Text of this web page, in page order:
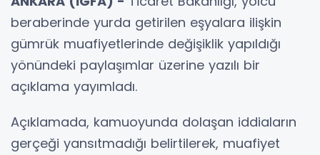
beraberinde yurda getirilen eşyalara ilişkin
gümrük muafiyetlerinde değişiklik yapıldığı
yönündeki paylaşımlar üzerine yazılı bir
açıklama yayımladı.
Açıklamada, kamuoyunda dolaşan iddiaların
gerçeği yansıtmadığı belirtilerek, muafiyet